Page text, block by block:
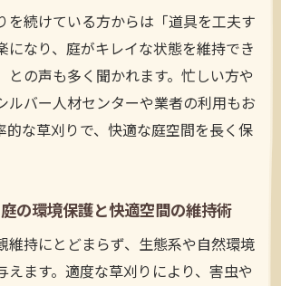
手を痛めないための楽な道具と使
り時に役立つ効率的な作業順序の
庭の健康を両立させる方法
に変わる草刈りタイミングの見極
を続けている方からは「道具を工夫す
になり、庭がキレイな状態を維持でき
との声も多く聞かれます。忙しい方や
ルバー人材センターや業者の利用もお
的な草刈りで、快適な庭空間を長く保
の環境保護と快適空間の維持術
維持にとどまらず、生態系や自然環境
えます。適度な草刈りにより、害虫や